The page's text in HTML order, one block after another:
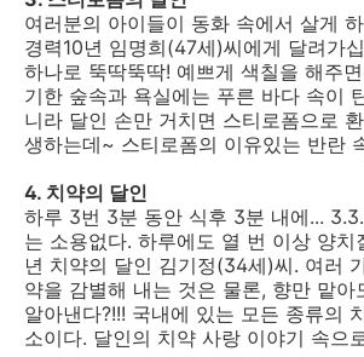
여러분의 아이들이 동화 속에서 살게
경력10년 임명희(47세)씨에게 달려가
하나로 뚝딱뚝딱! 예쁘게 색칠을 해주
기한 숲속과 욕실에는 푸른 바다 속이
니라 달인 손만 거치면 스티로폼으로
생하는데~ 스티로폼의 이유있는 반란
4. 치약의 달인
하루 3번 3분 동안 식후 3분 내에...
는 소용없다. 하루에도 열 번 이상 양치
년 치약의 달인 김기정(34세)씨. 여러
약을 감별해 내는 것은 물론, 향만 맡아
알아낸다?!!! 국내에 있는 모든 종류의
소이다. 달인의 치약 사랑 이야기 속으